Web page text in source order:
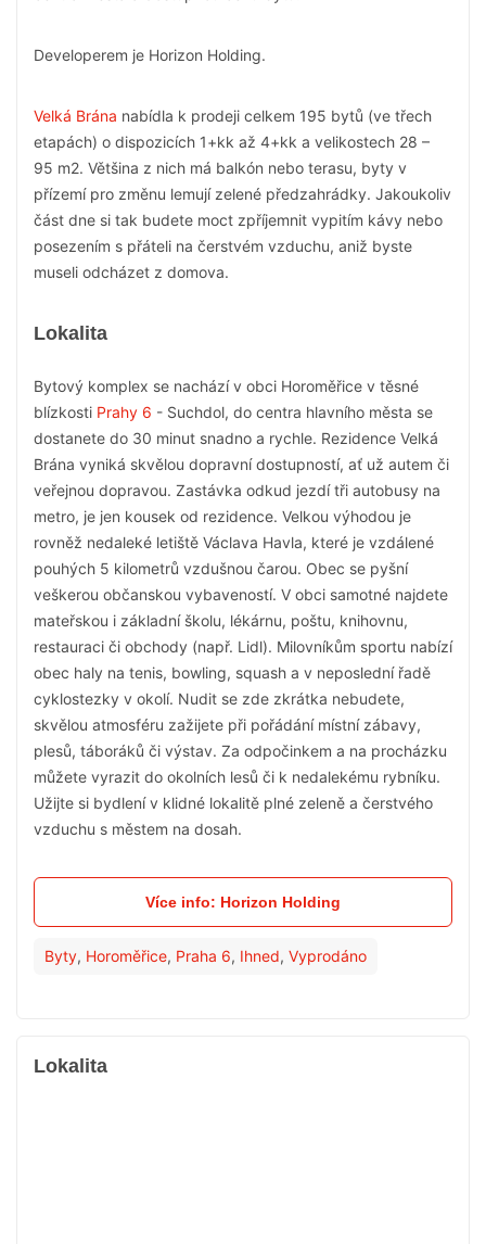
Developerem je Horizon Holding.
Velká Brána nabídla k prodeji celkem 195 bytů (ve třech
etapách) o dispozicích 1+kk až 4+kk a velikostech 28 –
95 m2. Většina z nich má balkón nebo terasu, byty v
přízemí pro změnu lemují zelené předzahrádky. Jakoukoliv
část dne si tak budete moct zpříjemnit vypitím kávy nebo
posezením s přáteli na čerstvém vzduchu, aniž byste
museli odcházet z domova.
Lokalita
Bytový komplex se nachází v obci Horoměřice v těsné
blízkosti Prahy 6 - Suchdol, do centra hlavního města se
dostanete do 30 minut snadno a rychle. Rezidence Velká
Brána vyniká skvělou dopravní dostupností, ať už autem či
veřejnou dopravou. Zastávka odkud jezdí tři autobusy na
metro, je jen kousek od rezidence. Velkou výhodou je
rovněž nedaleké letiště Václava Havla, které je vzdálené
pouhých 5 kilometrů vzdušnou čarou. Obec se pyšní
veškerou občanskou vybaveností. V obci samotné najdete
mateřskou i základní školu, lékárnu, poštu, knihovnu,
restauraci či obchody (např. Lidl). Milovníkům sportu nabízí
obec haly na tenis, bowling, squash a v neposlední řadě
cyklostezky v okolí. Nudit se zde zkrátka nebudete,
skvělou atmosféru zažijete při pořádání místní zábavy,
plesů, táboráků či výstav. Za odpočinkem a na procházku
můžete vyrazit do okolních lesů či k nedalekému rybníku.
Užijte si bydlení v klidné lokalitě plné zeleně a čerstvého
vzduchu s městem na dosah.
Více info: Horizon Holding
Byty, Horoměřice, Praha 6, Ihned, Vyprodáno
Lokalita